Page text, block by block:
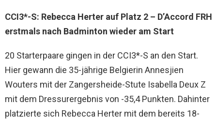
CCI3*-S: Rebecca Herter auf Platz 2 – D’Accord FRH
erstmals nach Badminton wieder am Start
20 Starterpaare gingen in der CCI3*-S an den Start.
Hier gewann die 35-jährige Belgierin Annesjien
Wouters mit der Zangersheide-Stute Isabella Deux Z
mit dem Dressurergebnis von -35,4 Punkten. Dahinter
platzierte sich Rebecca Herter mit dem bereits 18-